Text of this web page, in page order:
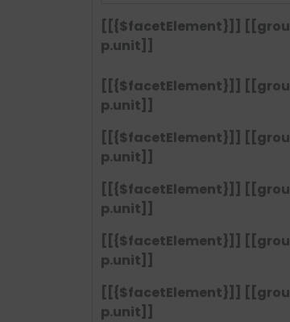
[[{$facetElement}]] [[grou
p.unit]]
[[{$facetElement}]] [[grou
p.unit]]
[[{$facetElement}]] [[grou
p.unit]]
[[{$facetElement}]] [[grou
p.unit]]
[[{$facetElement}]] [[grou
p.unit]]
[[{$facetElement}]] [[grou
p.unit]]